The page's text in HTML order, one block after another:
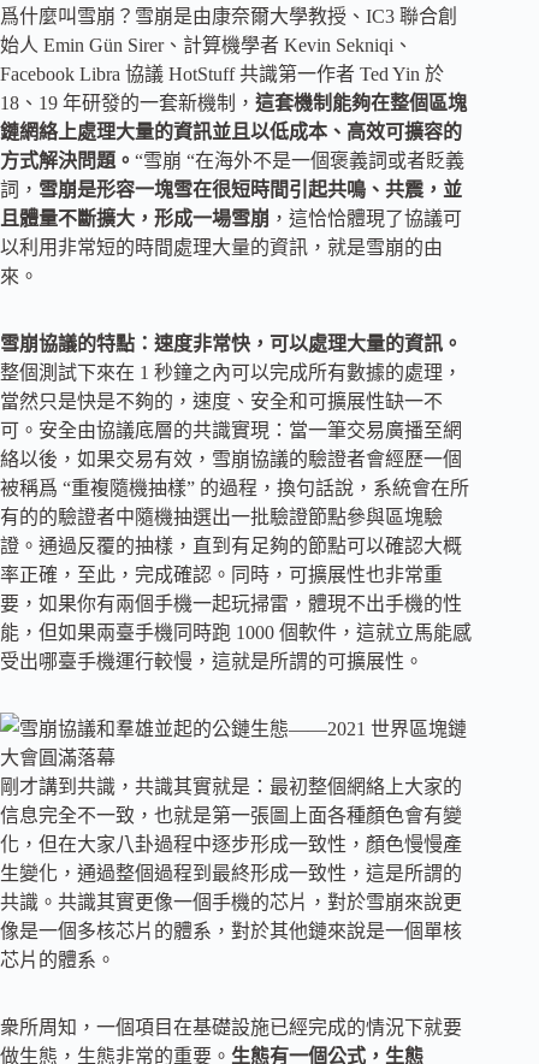
爲什麼叫雪崩？雪崩是由康奈爾大學教授、IC3 聯合創
始人 Emin Gün Sirer、計算機學者 Kevin Sekniqi、
Facebook Libra 協議 HotStuff 共識第一作者 Ted Yin 於
18、19 年研發的一套新機制， 這套機制能夠在整個區塊
鏈網絡上處理大量的資訊並且以低成本、高效可擴容的
方式解決問題。 “雪崩 “在海外不是一個褒義詞或者貶義
詞， 雪崩是形容一塊雪在很短時間引起共鳴、共震，並
且體量不斷擴大，形成一場雪崩 ，這恰恰體現了協議可
以利用非常短的時間處理大量的資訊，就是雪崩的由
來。
雪崩協議的特點：速度非常快，可以處理大量的資訊。
整個測試下來在 1 秒鐘之內可以完成所有數據的處理，
當然只是快是不夠的，速度、安全和可擴展性缺一不
可。安全由協議底層的共識實現：當一筆交易廣播至網
絡以後，如果交易有效，雪崩協議的驗證者會經歷一個
被稱爲 “重複隨機抽樣” 的過程，換句話說，系統會在所
有的的驗證者中隨機抽選出一批驗證節點參與區塊驗
證。通過反覆的抽樣，直到有足夠的節點可以確認大概
率正確，至此，完成確認。同時，可擴展性也非常重
要，如果你有兩個手機一起玩掃雷，體現不出手機的性
能，但如果兩臺手機同時跑 1000 個軟件，這就立馬能感
受出哪臺手機運行較慢，這就是所謂的可擴展性。
剛才講到共識，共識其實就是：最初整個網絡上大家的
信息完全不一致，也就是第一張圖上面各種顏色會有變
化，但在大家八卦過程中逐步形成一致性，顏色慢慢產
生變化，通過整個過程到最終形成一致性，這是所謂的
共識。共識其實更像一個手機的芯片，對於雪崩來說更
像是一個多核芯片的體系，對於其他鏈來說是一個單核
芯片的體系。
衆所周知，一個項目在基礎設施已經完成的情況下就要
做生態，生態非常的重要。 生態有一個公式，生態